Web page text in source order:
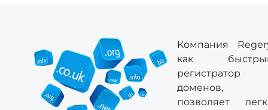
Компания
как
регистратор
доменов,
позволяет